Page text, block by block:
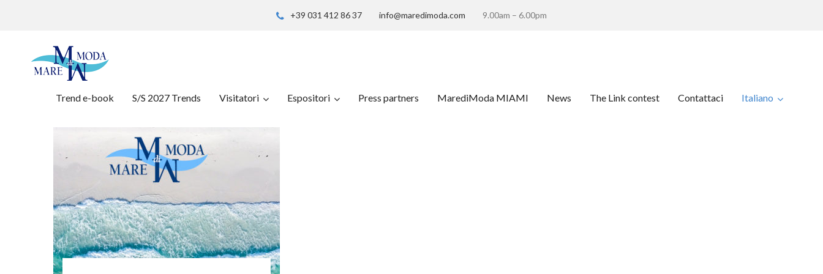
+39 031 412 86 37 info@maredimoda.com 9.00am – 6.00pm
Trend e-book S/S 2027 Trends Visitatori Espositori Press partners MarediModa MIAMI News The Link contest Contattaci Italiano